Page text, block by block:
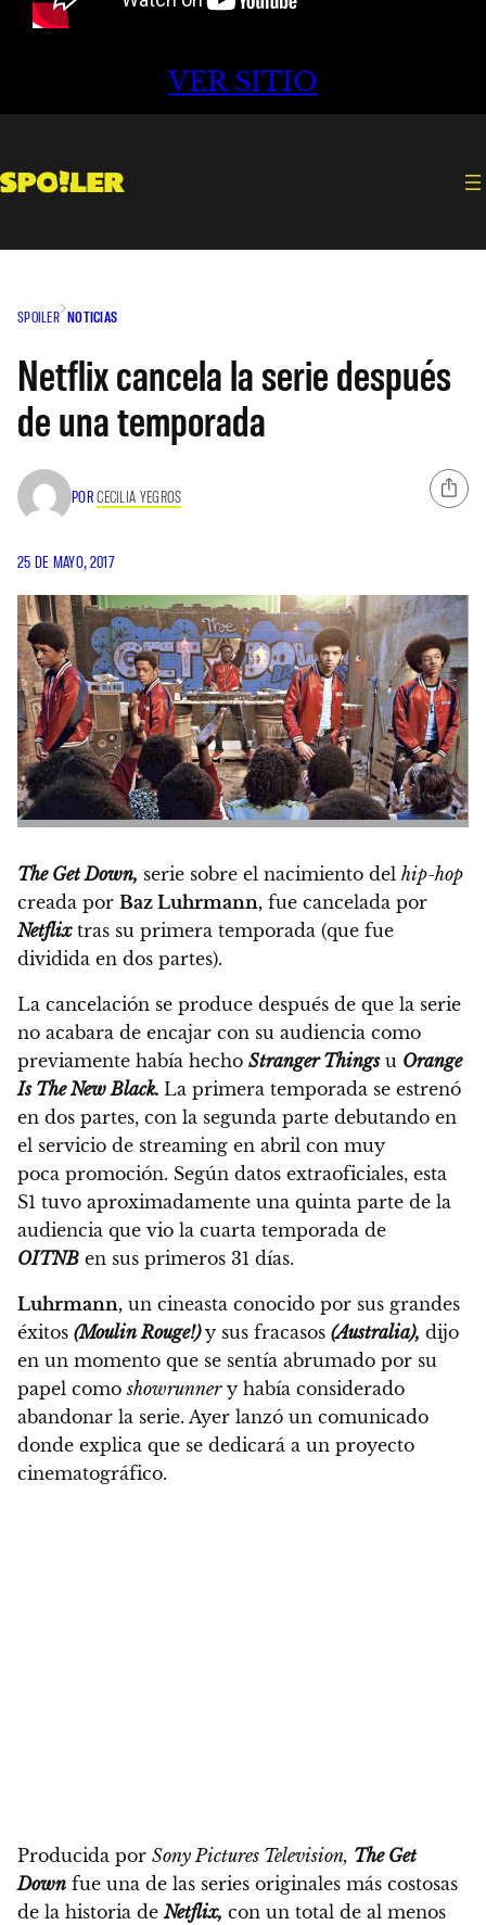
VER SITIO
SPOILER NOTICIAS
Netflix cancela la serie después
de una temporada
PORCECILIA YEGROS
25 DE MAYO, 2017
The Get Down, serie sobre el nacimiento del hip-hop
creada por Baz Luhrmann, fue cancelada por
Netflixtras su primera temporada (que fue
dividida en dos partes).
La cancelación se produce después de que la serie
no acabara de encajar con su audiencia como
previamente había hecho Stranger Thingsu Orange
Is The New Black. La primera temporada se estrenó
en dos partes, con la segunda parte debutando en
el servicio de streaming en abril con muy
poca promoción. Según datos extraoficiales, esta
S1 tuvo aproximadamente una quinta parte de la
audiencia que vio la cuarta temporada de
OITNB en sus primeros 31 días.
Luhrmann, un cineasta conocido por sus grandes
éxitos (Moulin Rouge!) y sus fracasos (Australia), dijo
en un momento que se sentía abrumado por su
papel comoshowrunnery había considerado
abandonar la serie. Ayer lanzó un comunicado
donde explica que se dedicará a un proyecto
cinematográfico.
Producida por Sony Pictures Television, The Get
Down fue una de las series originales más costosas
de la historia deNetflix, con un total de al menos